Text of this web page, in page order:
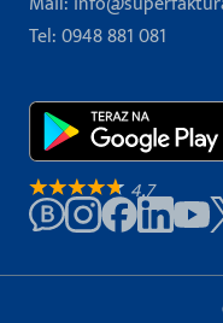
Tel:0948 881 081
4,7